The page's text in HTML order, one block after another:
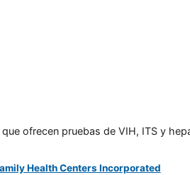
ofrecen pruebas de VIH, ITS y